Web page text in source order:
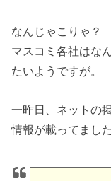
なんじゃこりゃ？
マスコミ各社はな
たいようですが。
一昨日、ネットの
情報が載ってました